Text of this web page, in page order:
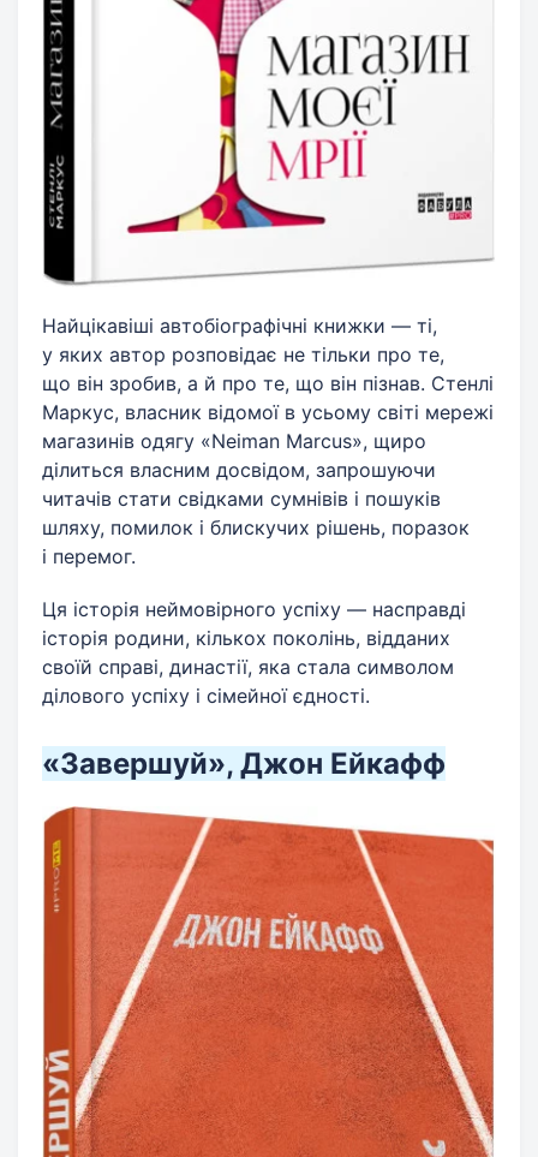
Найцікавіші автобіографічні книжки — ті,
у яких автор розповідає не тільки про те,
що він зробив, а й про те, що він пізнав. Стенлі
Маркус, власник відомої в усьому світі мережі
магазинів одягу «Neiman Marcus», щиро
ділиться власним досвідом, запрошуючи
читачів стати свідками сумнівів і пошуків
шляху, помилок і блискучих рішень, поразок
і перемог.
Ця історія неймовірного успіху — насправді
історія родини, кількох поколінь, відданих
своїй справі, династії, яка стала символом
ділового успіху і сімейної єдності.
«Завершуй», Джон Ейкафф